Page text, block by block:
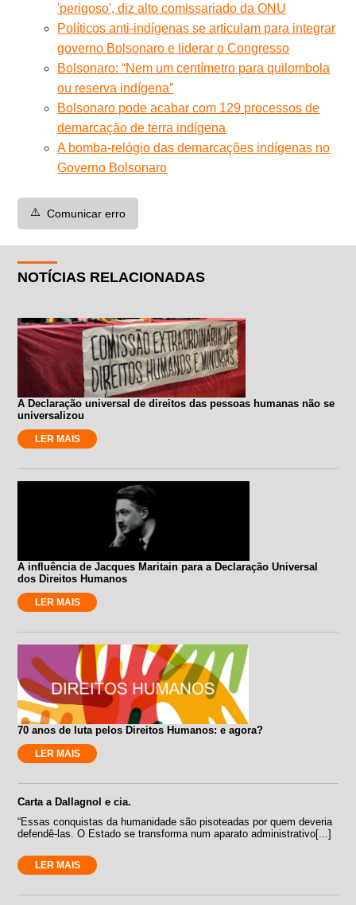
'perigoso', diz alto comissariado da ONU
Políticos anti-indígenas se articulam para integrar
governo Bolsonaro e liderar o Congresso
Bolsonaro: “Nem um centímetro para quilombola
ou reserva indígena”
Bolsonaro pode acabar com 129 processos de
demarcação de terra indígena
A bomba-relógio das demarcações indígenas no
Governo Bolsonaro
⚠️ Comunicar erro
NOTÍCIAS RELACIONADAS
A Declaração universal de direitos das pessoas humanas não se
universalizou
LER MAIS
A influência de Jacques Maritain para a Declaração Universal
dos Direitos Humanos
LER MAIS
70 anos de luta pelos Direitos Humanos: e agora?
LER MAIS
Carta a Dallagnol e cia.
“Essas conquistas da humanidade são pisoteadas por quem deveria
defendê-las. O Estado se transforma num aparato administrativo[...]
LER MAIS